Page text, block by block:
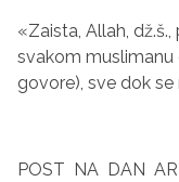
«Zaista, Allah,
svakom muslimanu
govore), sve dok
POST NA DAN